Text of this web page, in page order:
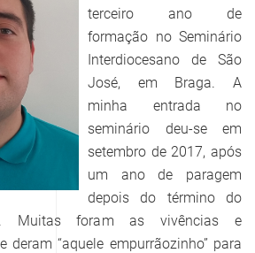
terceiro ano de
formação no Seminário
Interdiocesano de São
José, em Braga. A
minha entrada no
seminário deu-se em
setembro de 2017, após
um ano de paragem
depois do término do
Muitas foram as vivências e
deram “aquele empurrãozinho” para